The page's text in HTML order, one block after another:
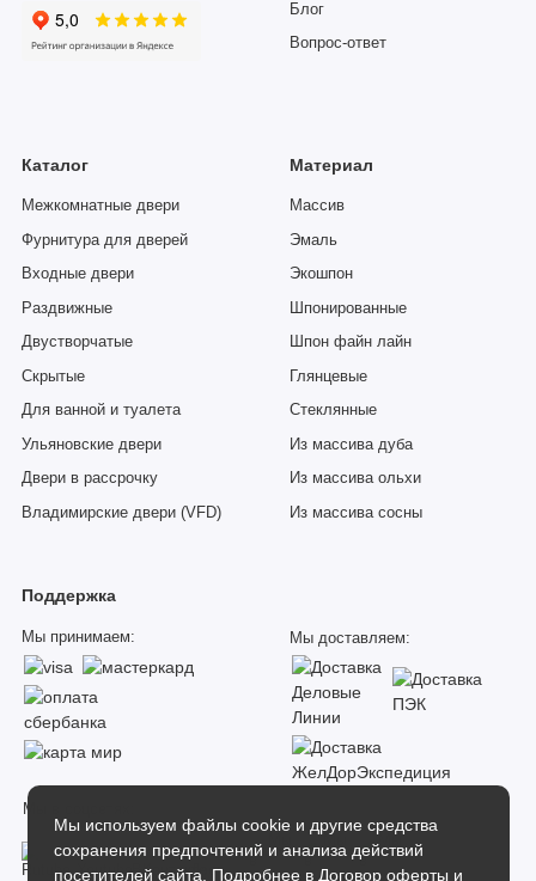
Мы используем файлы cookie и другие средства
сохранения предпочтений и анализа действий
посетителей сайта. Подробнее в Договор оферты и
Блог
Вопрос-ответ
Каталог
Межкомнатные двери
Фурнитура для дверей
Входные двери
Раздвижные
Двустворчатые
Скрытые
Для ванной и туалета
Ульяновские двери
Двери в рассрочку
Владимирские двери (VFD)
Материал
Массив
Эмаль
Экошпон
Шпонированные
Шпон файн лайн
Глянцевые
Стеклянные
Из массива дуба
Из массива ольхи
Из массива сосны
Поддержка
Мы принимаем: Мы доставляем:
Мы в соцсетях: